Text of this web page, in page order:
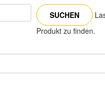
Produkt zu finden.